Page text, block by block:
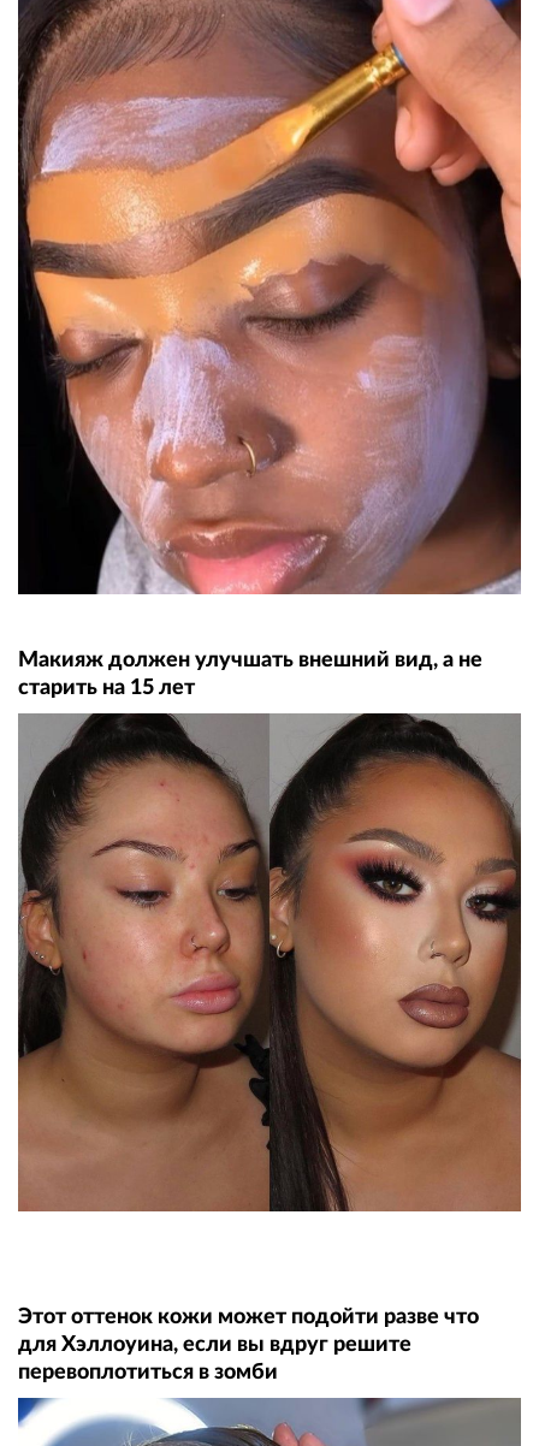
Макияж должен улучшать внешний вид, а не
старить на 15 лет
Этот оттенок кожи может подойти разве что
для Хэллоуина, если вы вдруг решите
перевоплотиться в зомби